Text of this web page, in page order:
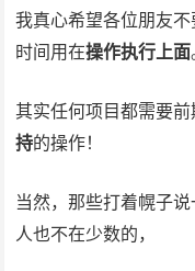
我真心希望各位朋友不
时间用在操作执行上面
其实任何项目都需要
持的操作！
当然，那些打着幌子
人也不在少数的，